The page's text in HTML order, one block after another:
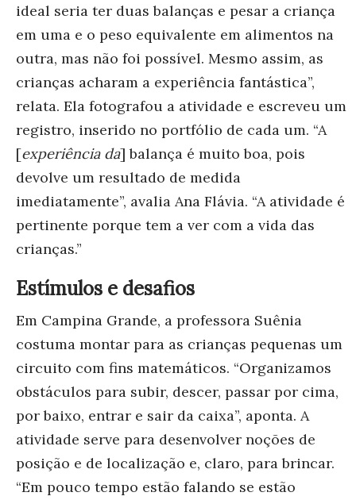
ideal seria ter duas balanças e pesar a criança
em uma e o peso equivalente em alimentos na
outra, mas não foi possível. Mesmo assim, as
crianças acharam a experiência fantástica”,
relata. Ela fotografou a atividade e escreveu um
registro, inserido no portfólio de cada um. “A
[experiência da] balança é muito boa, pois
devolve um resultado de medida
imediatamente”, avalia Ana Flávia. “A atividade é
pertinente porque tem a ver com a vida das
crianças.”
Estímulos e desafios
Em Campina Grande, a professora Suênia
costuma montar para as crianças pequenas um
circuito com fins matemáticos. “Organizamos
obstáculos para subir, descer, passar por cima,
por baixo, entrar e sair da caixa”, aponta. A
atividade serve para desenvolver noções de
posição e de localização e, claro, para brincar.
“Em pouco tempo estão falando se estão